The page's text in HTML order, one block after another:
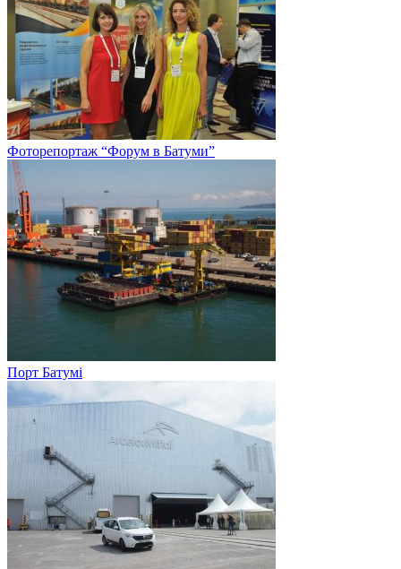
Фоторепортаж “Форум в Батуми”
Порт Батумі